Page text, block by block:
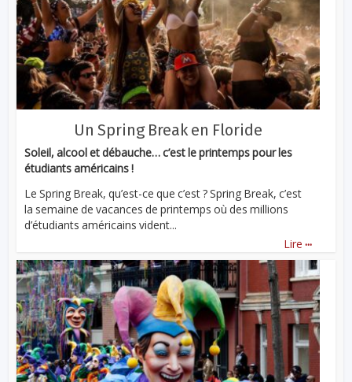
Un Spring Break en Floride
Soleil, alcool et débauche… c’est le printemps pour les
étudiants américains !
Le Spring Break, qu’est-ce que c’est ? Spring Break, c’est
la semaine de vacances de printemps où des millions
d’étudiants américains vident...
Lire ...